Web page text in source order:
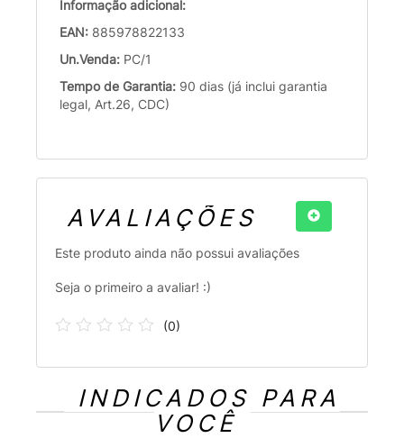
Informação adicional:
EAN: 885978822133
Un.Venda: PC/1
Tempo de Garantia: 90 dias (já inclui garantia
legal, Art.26, CDC)
AVALIAÇÕES
Este produto ainda não possui avaliações
Seja o primeiro a avaliar! :)
(0)
INDICADOS PARA
VOCÊ